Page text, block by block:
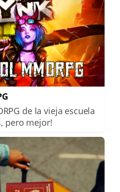
de la vieja escuela
pero mejor!